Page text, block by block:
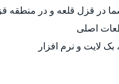
در قزل قلعه و در منطقه
لایت و نرم افزار